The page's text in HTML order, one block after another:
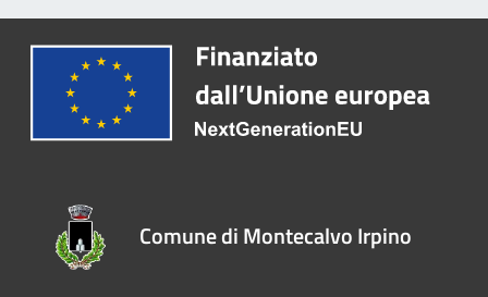
Comune di Montecalvo Irpino